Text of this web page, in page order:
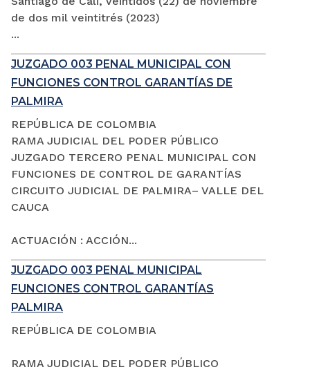
de dos mil veintitrés (2023)
...
JUZGADO 003 PENAL MUNICIPAL CON
FUNCIONES CONTROL GARANTÍAS DE
PALMIRA
REPÚBLICA DE COLOMBIA
RAMA JUDICIAL DEL PODER PÚBLICO
JUZGADO TERCERO PENAL MUNICIPAL CON
FUNCIONES DE CONTROL DE GARANTÍAS
CIRCUITO JUDICIAL DE PALMIRA– VALLE DEL
CAUCA
ACTUACIÓN : ACCIÓN...
JUZGADO 003 PENAL MUNICIPAL
FUNCIONES CONTROL GARANTÍAS
PALMIRA
REPÚBLICA DE COLOMBIA
RAMA JUDICIAL DEL PODER PÚBLICO